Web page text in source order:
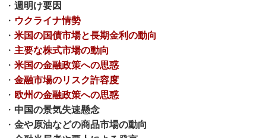
・ 週明け要因
・ ウクライナ情勢
・ 米国の国債市場と長期金利の動向
・ 主要な株式市場の動向
・ 米国の金融政策への思惑
・ 金融市場のリスク許容度
・ 欧州の金融政策への思惑
・ 中国の景気失速懸念
・ 金や原油などの商品市場の動向